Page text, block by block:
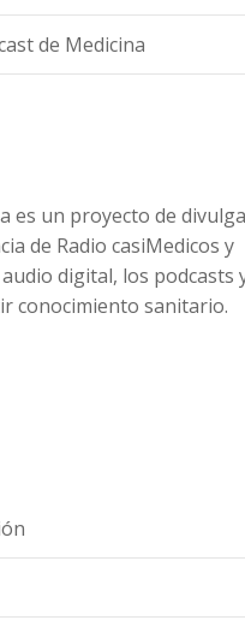
de Medicina
es un proyecto de
de Radio casiMedicos y
digital, los podcasts
conocimiento sanitario.